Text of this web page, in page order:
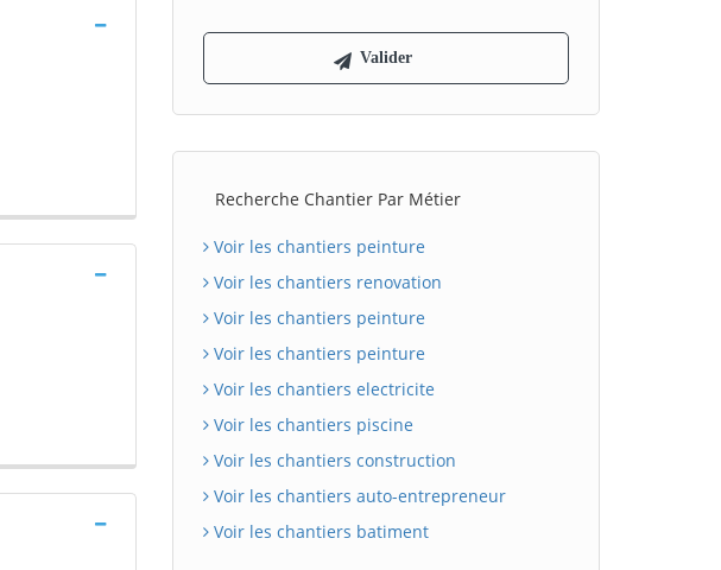
Recherche Chantier Par Métier
Voir les chantiers peinture
Voir les chantiers renovation
Voir les chantiers peinture
Voir les chantiers peinture
Voir les chantiers electricite
Voir les chantiers piscine
Voir les chantiers construction
Voir les chantiers auto-entrepreneur
Voir les chantiers batiment